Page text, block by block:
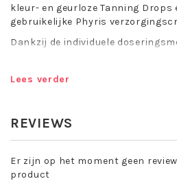
kleur- en geurloze Tanning Drops
gebruikelijke Phyris
Dankzij de individuele
druppels u aan de creme
Voor een natuurlijk stralende,
Toepassing Phyris
Lees verder
REVIEWS
Er zijn op het moment geen
product